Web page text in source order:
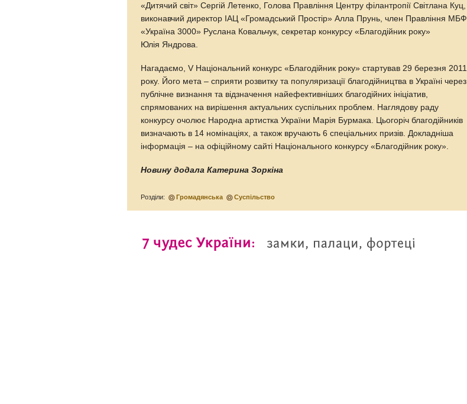
«Дитячий світ» Сергій Летенко, Голова Правління Центру філантропії Світлана Куц,
виконавчий директор ІАЦ «Громадський Простір» Алла Прунь, член Правління МБФ
«Україна 3000» Руслана Ковальчук, секретар конкурсу «Благодійник року»
Юлія Яндрова.
Нагадаємо, V Національний конкурс «Благодійник року» стартував 29 березня 2011
року. Його мета – сприяти розвитку та популяризації благодійництва в Україні через
публічне визнання та відзначення найефективніших благодійних ініціатив,
спрямованих на вирішення актуальних суспільних проблем. Наглядову раду
конкурсу очолює Народна артистка України Марія Бурмака. Цьогоріч благодійників
визначають в 14 номінаціях, а також вручають 6 спеціальних призів. Докладніша
інформація – на офіційному сайті Національного конкурсу «Благодійник року».
Новину додала Катерина Зоркіна
Розділи: Громадянська Суспільство